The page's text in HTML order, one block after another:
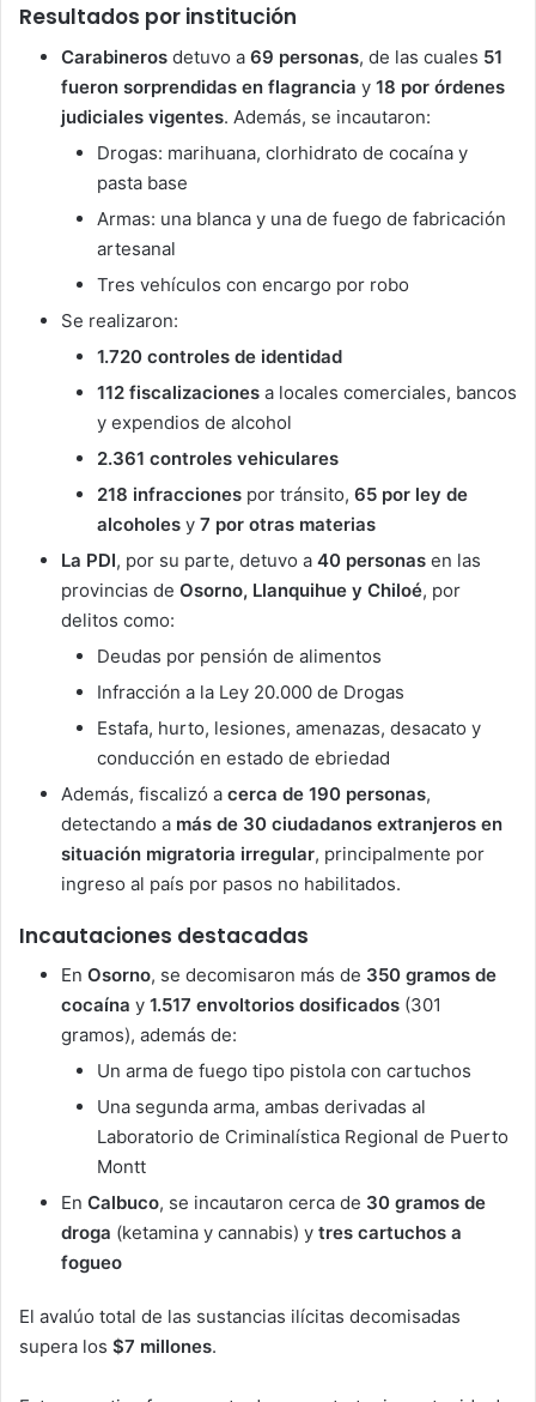
Resultados por institución
Carabineros detuvo a 69 personas, de las cuales 51
fueron sorprendidas en flagrancia y 18 por órdenes
judiciales vigentes. Además, se incautaron:
Drogas: marihuana, clorhidrato de cocaína y
pasta base
Armas: una blanca y una de fuego de fabricación
artesanal
Tres vehículos con encargo por robo
Se realizaron:
1.720 controles de identidad
112 fiscalizaciones a locales comerciales, bancos
y expendios de alcohol
2.361 controles vehiculares
218 infracciones por tránsito, 65 por ley de
alcoholes y 7 por otras materias
La PDI, por su parte, detuvo a 40 personas en las
provincias de Osorno, Llanquihue y Chiloé, por
delitos como:
Deudas por pensión de alimentos
Infracción a la Ley 20.000 de Drogas
Estafa, hurto, lesiones, amenazas, desacato y
conducción en estado de ebriedad
Además, fiscalizó a cerca de 190 personas,
detectando a más de 30 ciudadanos extranjeros en
situación migratoria irregular, principalmente por
ingreso al país por pasos no habilitados.
Incautaciones destacadas
En Osorno, se decomisaron más de 350 gramos de
cocaína y 1.517 envoltorios dosificados (301
gramos), además de:
Un arma de fuego tipo pistola con cartuchos
Una segunda arma, ambas derivadas al
Laboratorio de Criminalística Regional de Puerto
Montt
En Calbuco, se incautaron cerca de 30 gramos de
droga (ketamina y cannabis) y tres cartuchos a
fogueo
El avalúo total de las sustancias ilícitas decomisadas
supera los $7 millones.